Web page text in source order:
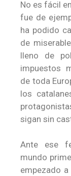
No es fácil
fue de
ha podido
de
lleno de
impuestos
de toda
los
sigan sin
Ante ese
mundo
empezado